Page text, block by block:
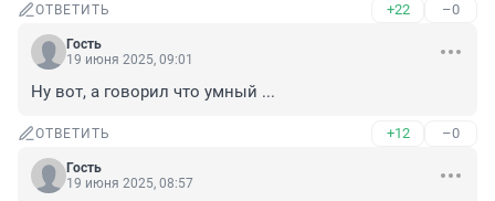
ОТВЕТИТЬ +22 –0
Гость
19 июня 2025, 09:01
Ну вот, а говорил что умный ...
ОТВЕТИТЬ +12 –0
Гость
19 июня 2025, 08:57